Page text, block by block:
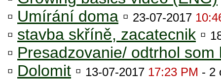
▫ Umírání doma ▫ 23-07-2017
▫ stavba skříně, zacatecnik ▫
▫ Presadzovanie/ odtrhol som
▫ Dolomit ▫ 13-07-2017 17:23 PM - 2